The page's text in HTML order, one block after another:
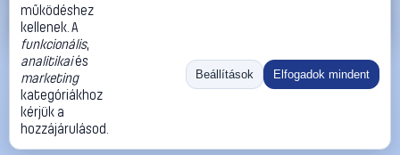
Kosárba
«
Ugrás:
Méret:
Rendezés:
©2026
ThermoScope
ÁSZF
Cégbemutató
működéshez
kellenek. A
funkcionális,
analitikaiés
marketing
kategóriákhoz
kérjük a
hozzájárulásod.
Beállítások Elfogadok mindent